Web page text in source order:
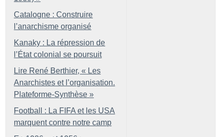
Catalogne : Construire
l’anarchisme organisé
Kanaky : La répression de
l’État colonial se poursuit
Lire René Berthier, « Les
Anarchistes et l’organisation.
Plateforme-Synthèse »
Football : La FIFA et les USA
marquent contre notre camp